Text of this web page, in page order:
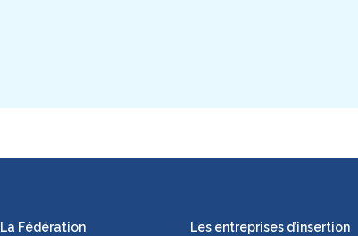
La Fédération Les entreprises d’insertion